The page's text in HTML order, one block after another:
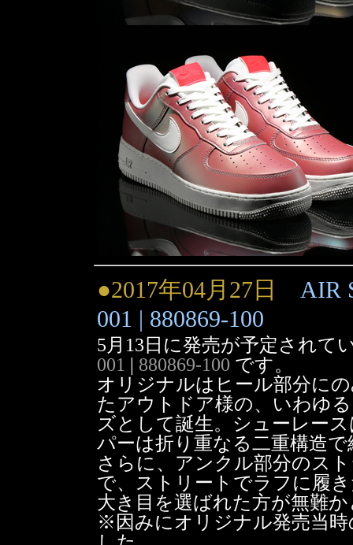
●2017年04月27日
AIR
001 | 880869-100
5月13日に発売が予定されて
001 | 880869-100 です。
オリジナルはヒール部分に
たアウトドア様の、いわゆ
ズとして誕生。シューレー
パーは折り重なる二重構造
さらに、アンクル部分のス
で、ストリートでラフに履
大き目を選ばれた方が無難
※因みにオリジナル発売当時